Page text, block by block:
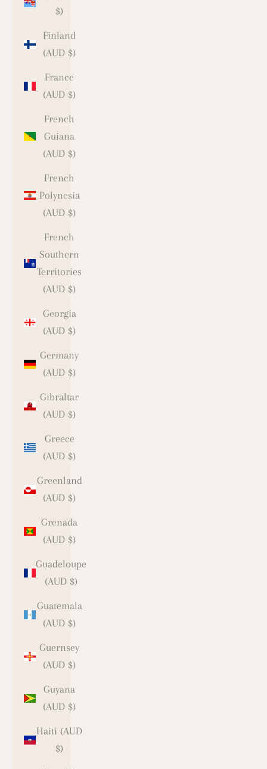
$)
Finland
(AUD $)
France
(AUD $)
French
Guiana
(AUD $)
French
Polynesia
(AUD $)
French
Southern
Territories
(AUD $)
Georgia
(AUD $)
Germany
(AUD $)
Gibraltar
(AUD $)
Greece
(AUD $)
Greenland
(AUD $)
Grenada
(AUD $)
Guadeloupe
(AUD $)
Guatemala
(AUD $)
Guernsey
(AUD $)
Guyana
(AUD $)
Haiti (AUD
$)